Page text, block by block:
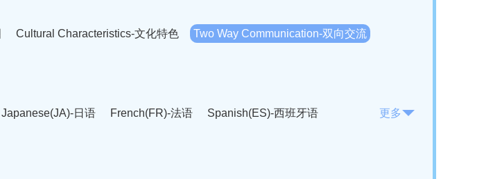
Cultural Characteristics-文化特色 Two Way Communication-双向交流
Japanese(JA)-日语 French(FR)-法语
Spanish(ES)-西班牙语
更多